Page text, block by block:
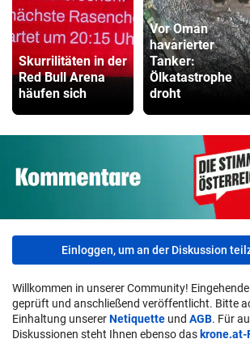
Skurrilitäten in der
Red Bull Arena
häufen sich
Vor Oman
havarierter
Tanker:
Ölkatastrophe
droht
Einloggen, um an der Diskussion
Willkommen in unserer Community!
geprüft und anschließend veröffentlicht. Bitte
Einhaltung unsererNetiquette und AGB. Für
Diskussionen steht Ihnen ebenso daskrone.at-